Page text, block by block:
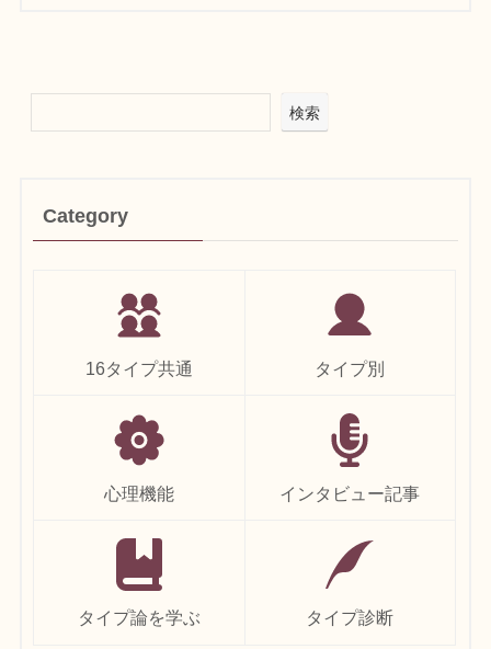
検索
Category
16タイプ共通 タイプ別
心理機能 インタビュー記事
タイプ論を学ぶ タイプ診断